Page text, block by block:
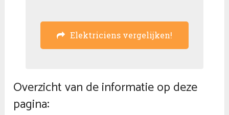
Elektriciens vergelijken!
Overzicht van de informatie op deze
pagina: